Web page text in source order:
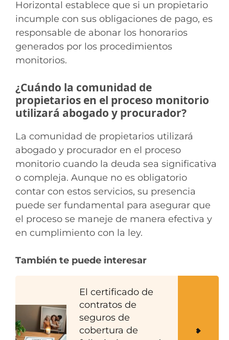
Horizontal establece que si un propietario
incumple con sus obligaciones de pago, es
responsable de abonar los honorarios
generados por los procedimientos
monitorios.
¿Cuándo la comunidad de
propietarios en el proceso monitorio
utilizará abogado y procurador?
La comunidad de propietarios utilizará
abogado y procurador en el proceso
monitorio cuando la deuda sea significativa
o compleja. Aunque no es obligatorio
contar con estos servicios, su presencia
puede ser fundamental para asegurar que
el proceso se maneje de manera efectiva y
en cumplimiento con la ley.
También te puede interesar
El certificado de
contratos de
seguros de
cobertura de